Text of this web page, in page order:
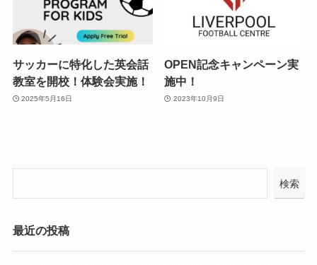
サッカーに特化した英会話
教室を開校！体験会実施！
2025年5月16日
OPEN記念キャンペーン実
施中！
2023年10月9日
検索
最近の投稿